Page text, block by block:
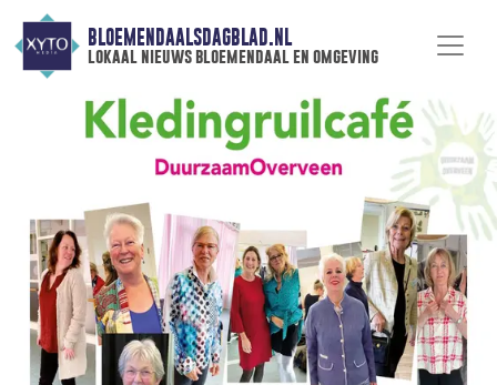
BLOEMENDAALSDAGBLAD.NL
lokaal nieuws bloemendaal en omgeving